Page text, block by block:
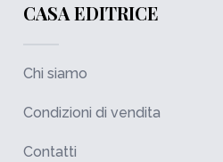
CASA EDITRICE
Chi siamo
Condizioni di vendita
Contatti